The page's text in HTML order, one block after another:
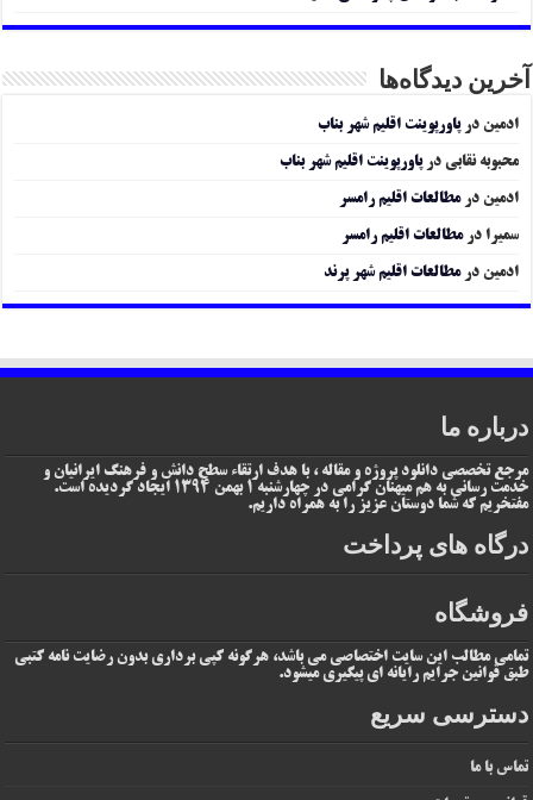
آخرین دیدگاه‌ها
ادمین درپاورپوینت اقلیم شهر بناب
محبوبه نقابی درپاورپوینت اقلیم شهر بناب
ادمین درمطالعات اقلیم رامسر
سمیرا درمطالعات اقلیم رامسر
ادمین درمطالعات اقلیم شهر پرند
درباره ما
مرجع تخصصی دانلود پروژه و مقاله ، با هدف ارتقاء سطح دانش و فرهنگ ایرانیان و
خدمت رسانی به هم میهنان گرامی در چهارشنبه 1 بهمن 1394 ایجاد گردیده است.
مفتخریم که شما دوستان عزیز را به همراه داریم.
درگاه های پرداخت
فروشگاه
تمامی مطالب این سایت اختصاصی می باشد، هرگونه کپی برداری بدون رضایت نامه کتبی
طبق قوانین جرایم رایانه ای پیگیری میشود.
دسترسی سریع
تماس با ما